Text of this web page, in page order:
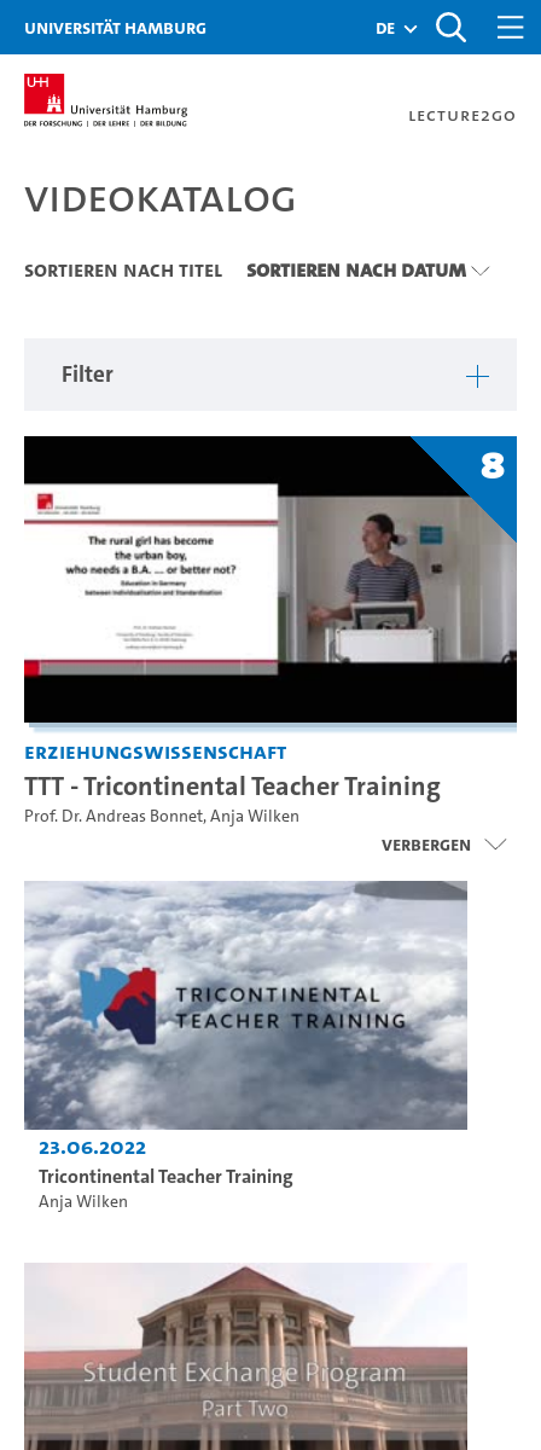
Zu den Filtern
Zur Metanavigation
Zur Hauptnavigation
Zur Suche
Zum Inhalt
Zum Seitenfuss
Universität Hamburg de
Lecture2Go
Videokatalog
Videokatalog
Sortieren nach Titel Sortieren nach Datum
Filter
8
Erziehungswissenschaft
TTT - Tricontinental Teacher Training
Prof. Dr. Andreas Bonnet,Anja Wilken
Verbergen
23.06.2022
Tricontinental Teacher Training
Anja Wilken